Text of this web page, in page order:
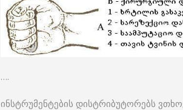
….
ინსტრუმენტების დისტრიბუტორებს